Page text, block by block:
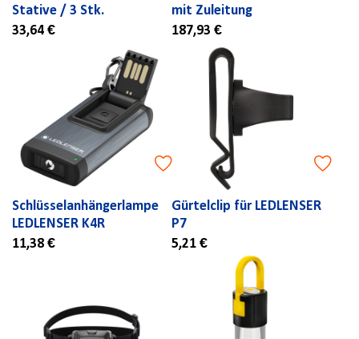
Stative / 3 Stk.
33,64 €
mit Zuleitung
187,93 €
Schlüsselanhängerlampe
LEDLENSER K4R
11,38 €
Gürtelclip für LEDLENSER
P7
5,21 €